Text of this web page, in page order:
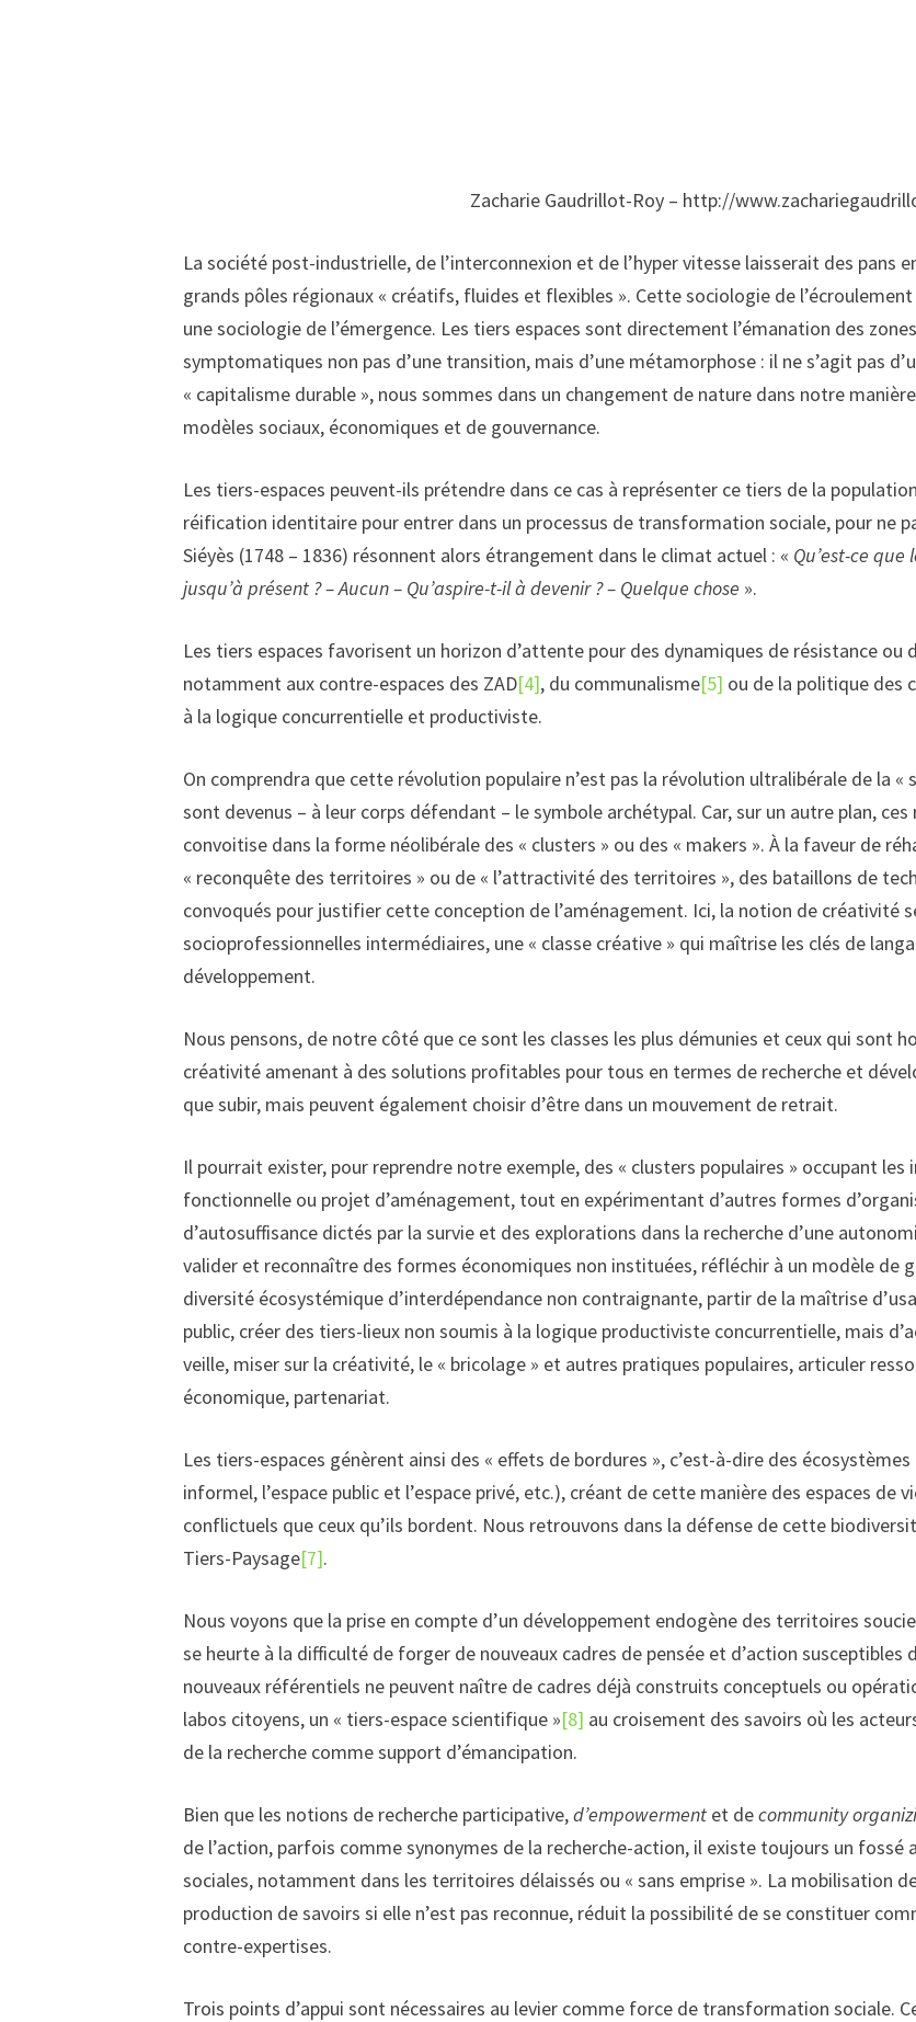
Zacharie Gaudrillot-Roy – http://
La société post-industrielle, de l’interconnexion et de l’hyper vitesse laisserait des pans
grands pôles régionaux « créatifs, fluides et flexibles ». Cette sociologie de
une sociologie de l’émergence. Les tiers espaces sont directement l’émanation des
symptomatiques non pas d’une transition, mais d’une métamorphose : il ne s’agit pas
« capitalisme durable », nous sommes dans un changement de nature dans notre
modèles sociaux, économiques et de gouvernance.
Les tiers-espaces peuvent-ils prétendre dans ce cas à représenter ce tiers de la
réification identitaire pour entrer dans un processus de transformation sociale, pour ne
Siéyès (1748 – 1836) résonnent alors étrangement dans le climat actuel : « Qu’est-ce que
jusqu’à présent ? – Aucun – Qu’aspire-t-il à devenir ? – Quelque chose ».
Les tiers espaces favorisent un horizon d’attente pour des dynamiques de résistance ou
notamment aux contre-espaces des ZAD[4], du communalisme[5] ou de la politique des
à la logique concurrentielle et productiviste.
On comprendra que cette révolution populaire n’est pas la révolution ultralibérale de la
sont devenus – à leur corps défendant – le symbole archétypal. Car, sur un autre plan,
convoitise dans la forme néolibérale des « clusters » ou des « makers ». À la faveur de
« reconquête des territoires » ou de « l’attractivité des territoires », des bataillons de
convoqués pour justifier cette conception de l’aménagement. Ici, la notion de créativité
socioprofessionnelles intermédiaires, une « classe créative » qui maîtrise les clés de
développement.
Nous pensons, de notre côté que ce sont les classes les plus démunies et ceux qui sont
créativité amenant à des solutions profitables pour tous en termes de recherche et
que subir, mais peuvent également choisir d’être dans un mouvement de retrait.
Il pourrait exister, pour reprendre notre exemple, des « clusters populaires » occupant
fonctionnelle ou projet d’aménagement, tout en expérimentant d’autres formes
d’autosuffisance dictés par la survie et des explorations dans la recherche d’une
valider et reconnaître des formes économiques non instituées, réfléchir à un modèle de
diversité écosystémique d’interdépendance non contraignante, partir de la maîtrise
public, créer des tiers-lieux non soumis à la logique productiviste concurrentielle, mais
veille, miser sur la créativité, le « bricolage » et autres pratiques populaires, articuler
économique, partenariat.
Les tiers-espaces génèrent ainsi des « effets de bordures », c’est-à-dire des
informel, l’espace public et l’espace privé, etc.), créant de cette manière des espaces de
conflictuels que ceux qu’ils bordent. Nous retrouvons dans la défense de cette
Tiers-Paysage[7].
Nous voyons que la prise en compte d’un développement endogène des territoires
se heurte à la difficulté de forger de nouveaux cadres de pensée et d’action susceptibles
nouveaux référentiels ne peuvent naître de cadres déjà construits conceptuels ou
labos citoyens, un « tiers-espace scientifique »[8] au croisement des savoirs où les
de la recherche comme support d’émancipation.
Bien que les notions de recherche participative,d’empowermentet decommunity
de l’action, parfois comme synonymes de la recherche-action, il existe toujours un fossé
sociales, notamment dans les territoires délaissés ou « sans emprise ». La mobilisation
production de savoirs si elle n’est pas reconnue, réduit la possibilité de se constituer
contre-expertises.
Trois points d’appui sont nécessaires au levier comme force de transformation sociale.